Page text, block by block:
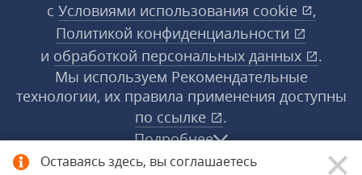
Оставаясь здесь, вы соглашаетесь
с Условиями использования cookie
,
Политикой конфиденциальности
и обработкой персональных данных
.
Мы используем Рекомендательные
технологии, их правила применения доступны
по ссылке
.
Подробнее